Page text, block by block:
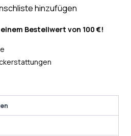
hinzufügen
Bestellwert von 100 €!